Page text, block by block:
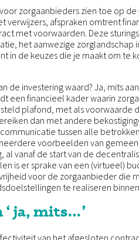
zorgaanbieders zien toe op
verwijzers, afspraken omtrent
met voorwaarden. Deze
het aanwezige
in de keuzes die je maakt om te
de investering waard? Ja, mits
een financieel kader waarin
plafond, met als voorwaarde
dan met andere
tussen alle
voorbeelden van
al vanaf de start van de
is er sprake van een (virtueel)
voor de zorgaanbieder die
te realiseren
‘ ja, mits…’